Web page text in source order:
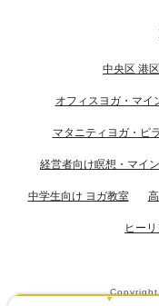
中央区 港
オフィスヨガ・マイ
マタニティヨガ・ピ
経営者向け瞑想・マイ
中学生向け ヨガ教室
ヒー